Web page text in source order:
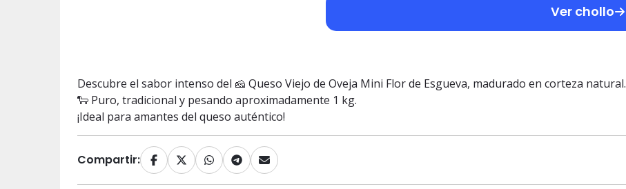
Ver chollo
Descubre el sabor intenso del 🧀 Queso Viejo de Oveja Mini Flor de Esgueva, madurado en corteza natural.
🐑 Puro, tradicional y pesando aproximadamente 1 kg.
¡Ideal para amantes del queso auténtico!
Compartir: